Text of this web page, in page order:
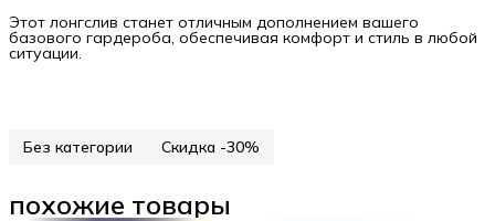
Этот лонгслив станет отличным дополнением вашего
базового гардероба, обеспечивая комфорт и стиль в любой
ситуации.
Без категории Скидка -30%
похожие товары